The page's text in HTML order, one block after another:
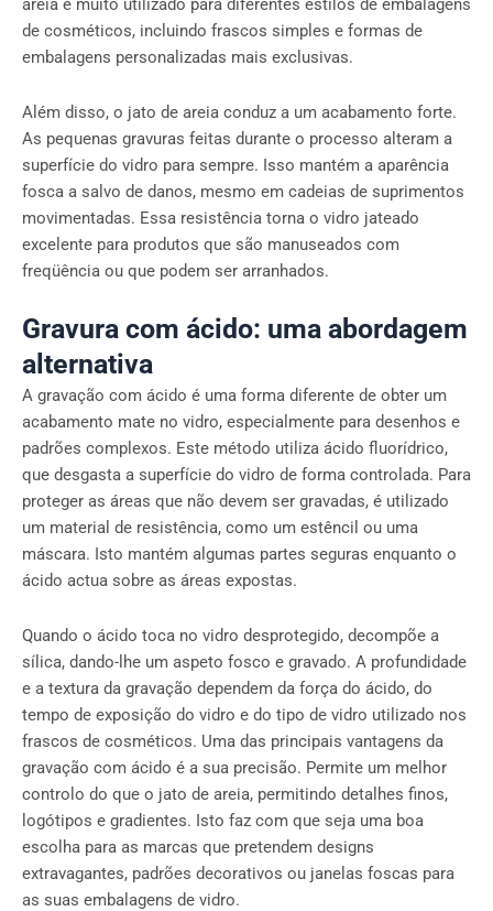
areia é muito utilizado para diferentes estilos de embalagens
de cosméticos, incluindo frascos simples e formas de
embalagens personalizadas mais exclusivas.
Além disso, o jato de areia conduz a um acabamento forte.
As pequenas gravuras feitas durante o processo alteram a
superfície do vidro para sempre. Isso mantém a aparência
fosca a salvo de danos, mesmo em cadeias de suprimentos
movimentadas. Essa resistência torna o vidro jateado
excelente para produtos que são manuseados com
freqüência ou que podem ser arranhados.
Gravura com ácido: uma abordagem
alternativa
A gravação com ácido é uma forma diferente de obter um
acabamento mate no vidro, especialmente para desenhos e
padrões complexos. Este método utiliza ácido fluorídrico,
que desgasta a superfície do vidro de forma controlada. Para
proteger as áreas que não devem ser gravadas, é utilizado
um material de resistência, como um estêncil ou uma
máscara. Isto mantém algumas partes seguras enquanto o
ácido actua sobre as áreas expostas.
Quando o ácido toca no vidro desprotegido, decompõe a
sílica, dando-lhe um aspeto fosco e gravado. A profundidade
e a textura da gravação dependem da força do ácido, do
tempo de exposição do vidro e do tipo de vidro utilizado nos
frascos de cosméticos. Uma das principais vantagens da
gravação com ácido é a sua precisão. Permite um melhor
controlo do que o jato de areia, permitindo detalhes finos,
logótipos e gradientes. Isto faz com que seja uma boa
escolha para as marcas que pretendem designs
extravagantes, padrões decorativos ou janelas foscas para
as suas embalagens de vidro.